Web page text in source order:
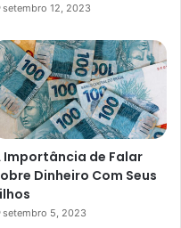
setembro 12, 2023
Importância de Falar
Dinheiro Com Seus
setembro 5, 2023